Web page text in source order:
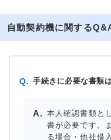
自動契約機に関する
Q. 手続きに必要な書類
本人確認書類と
書が必要です。
る場合・他社借